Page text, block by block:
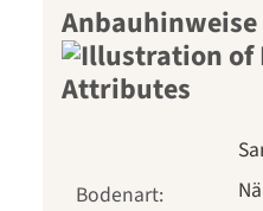
Anbauhinweise
Bodenart: